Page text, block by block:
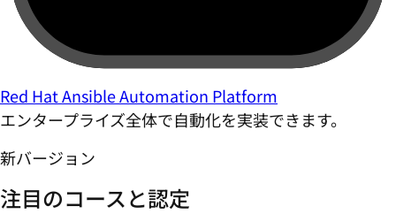
Red Hat Ansible Automation Platform
エンタープライズ全体で自動化を実装できます。
新バージョン
注目のコースと認定